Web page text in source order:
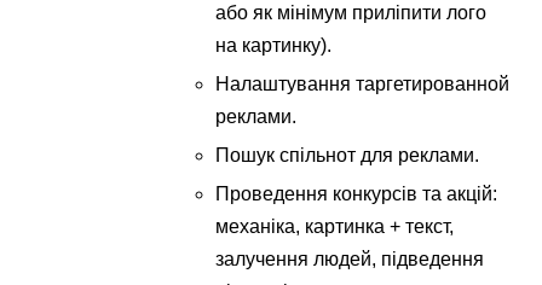
або як мінімум приліпити лого
на картинку).
Налаштування таргетированной
реклами.
Пошук спільнот для реклами.
Проведення конкурсів та акцій:
механіка, картинка + текст,
залучення людей, підведення